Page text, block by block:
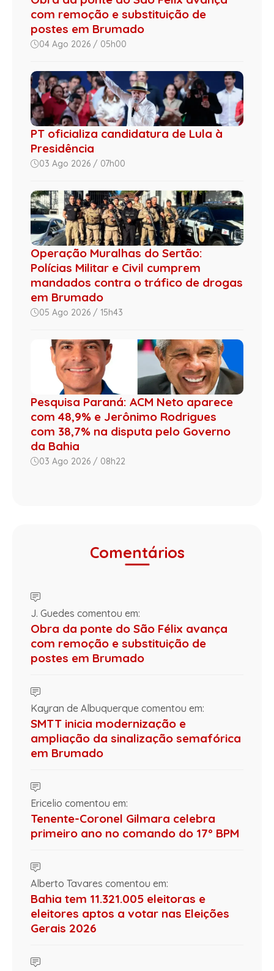
com remoção e substituição de
postes em Brumado
04 Ago 2026 / 05h00
PT oficializa candidatura de Lula à
Presidência
03 Ago 2026 / 07h00
Operação Muralhas do Sertão:
Polícias Militar e Civil cumprem
mandados contra o tráfico de drogas
em Brumado
05 Ago 2026 / 15h43
Pesquisa Paraná: ACM Neto aparece
com 48,9% e Jerônimo Rodrigues
com 38,7% na disputa pelo Governo
da Bahia
03 Ago 2026 / 08h22
Comentários
J. Guedes comentou em:
Obra da ponte do São Félix avança
com remoção e substituição de
postes em Brumado
Kayran de Albuquerque comentou em:
SMTT inicia modernização e
ampliação da sinalização semafórica
em Brumado
Ericelio comentou em:
Tenente-Coronel Gilmara celebra
primeiro ano no comando do 17º BPM
Alberto Tavares comentou em:
Bahia tem 11.321.005 eleitoras e
eleitores aptos a votar nas Eleições
Gerais 2026